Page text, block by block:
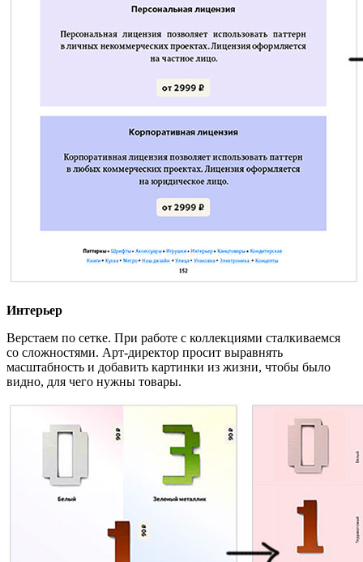
Интерьер
Верстаем по сетке. При работе с коллекциями сталкиваемся
со сложностями. Арт-директор просит выравнять
масштабность и добавить картинки из жизни, чтобы было
видно, для чего нужны товары.